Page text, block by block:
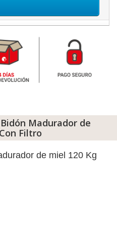
Madurador de
Filtro
de miel 120 Kg